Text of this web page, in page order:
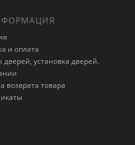
и оплата
установка дверей.
возврата товара